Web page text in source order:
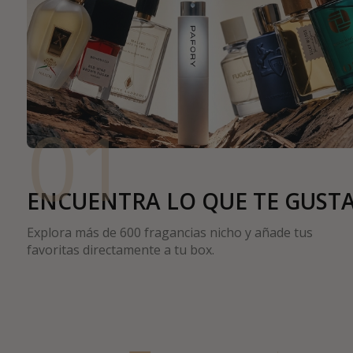
01
ENCUENTRA LO QUE TE
Explora más de 600 fragancias nicho y añade tus
favoritas directamente a tu box.